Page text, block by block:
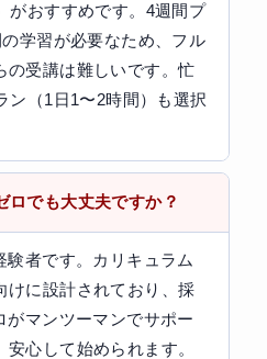
がおすすめです。4週間プ
学習が必要なため、フル
の受講は難しいです。忙
ン（1日1〜2時間）も選択
ロでも大丈夫ですか？
験者です。カリキュラム
けに設計されており、採
がマンツーマンでサポー
安心して始められます。